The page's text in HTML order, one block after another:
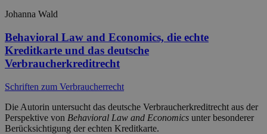
Johanna Wald
Behavioral Law and Economics, die echte
Kreditkarte und das deutsche
Verbraucherkreditrecht
Schriften zum Verbraucherrecht
Die Autorin untersucht das deutsche Verbraucherkreditrecht aus der
Perspektive von Behavioral Law and Economics unter besonderer
Berücksichtigung der echten Kreditkarte.